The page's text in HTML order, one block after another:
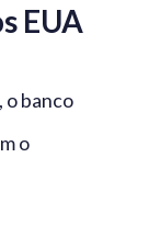
EUA
o banco
o